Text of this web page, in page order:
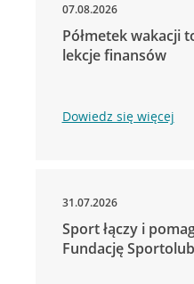
07.08.2026
Półmetek wakacji
lekcje finansów
Dowiedz się więcej
31.07.2026
Sport łączy i
Fundację